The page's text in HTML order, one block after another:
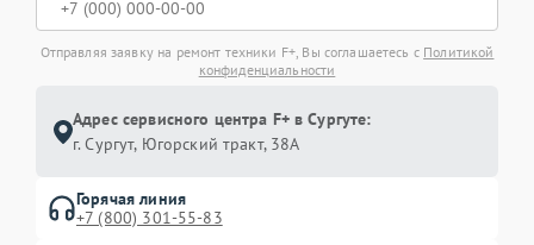
Отправляя заявку на ремонт техники F+, Вы соглашаетесь с Политикой
конфиденциальности
Адрес сервисного центра F+ в Сургуте:
г. Сургут, Югорский тракт, 38А
Горячая линия
+7 (800) 301-55-83